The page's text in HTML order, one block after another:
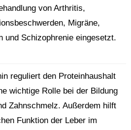
von Arthritis,
Migräne,
und Schizophrenie eingesetzt.
reguliert den Proteinhaushalt
wichtige Rolle bei der Bildung
Zahnschmelz. Außerdem hilft
Funktion der Leber im